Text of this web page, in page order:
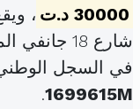
30000 د.ت
شارع 18 جانفي المنستير (
في السجل
1699615M
.